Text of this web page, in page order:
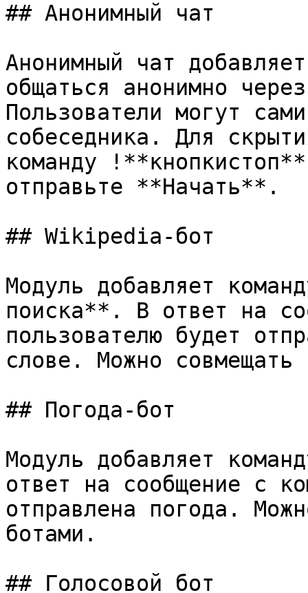
## Анонимный чат
Анонимный чат
общаться анонимно
Пользователи могут
собеседника. Для
команду
отправьте **Начать**.
## Wikipedia-бот
Модуль добавляет
поиска**. В ответ на
пользователю будет
слове. Можно
## Погода-бот
Модуль добавляет
ответ на сообщение с
отправлена погода.
ботами.
## Голосовой бот